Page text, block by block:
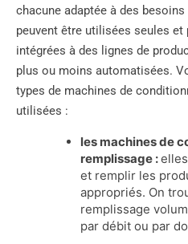
chacune adaptée à des
peuvent être utilisées seules et
intégrées à des lignes de
plus ou moins automatisées.
types de machines de
utilisées :
les machines de
remplissage :
et remplir les
appropriés. On
remplissage
par débit ou par